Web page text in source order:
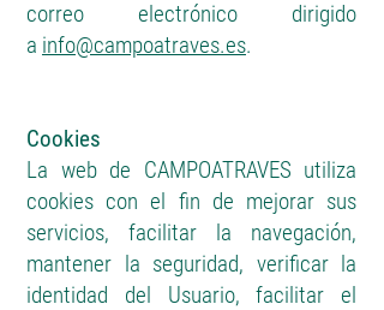
correo electrónico dirigido
a info@campoatraves.es.
Cookies
La web de CAMPOATRAVES utiliza
cookies con el fin de mejorar sus
servicios, facilitar la navegación,
mantener la seguridad, verificar la
identidad del Usuario, facilitar el